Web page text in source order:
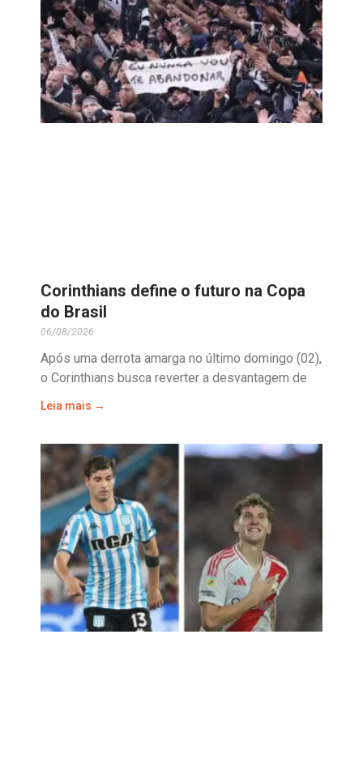
Corinthians define o futuro na Copa
do Brasil
06/08/2026
Após uma derrota amarga no último domingo (02),
o Corinthians busca reverter a desvantagem de
Leia mais →